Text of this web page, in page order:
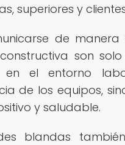
superiores y
de
son
en el entorno
de los equipos,
y saludable.
blandas